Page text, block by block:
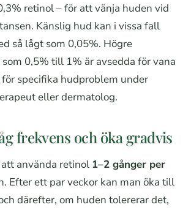
retinol – för att vänja huden vid
Känslig hud kan i vissa fall
så lågt som 0,05%. Högre
0,5% till 1% är avsedda för vana
specifika hudproblem under
eller dermatolog.
frekvens och öka gradvis
använda retinol 1–2 gånger per
Efter ett par veckor kan man öka till
därefter, om huden tolererar det,